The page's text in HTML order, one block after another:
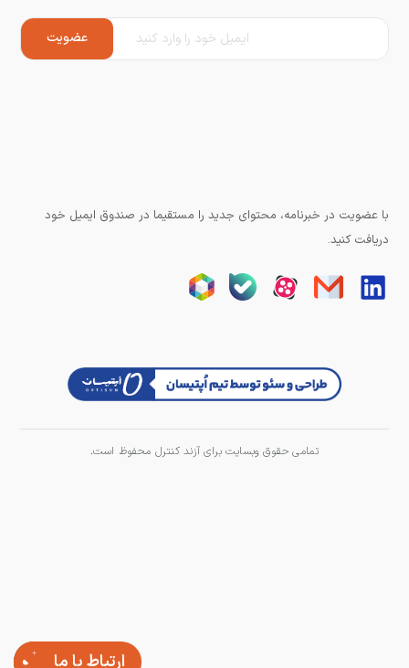
ارتباط با ما
با عضویت در خبرنامه، محتوای جدید را مستقیما در صندوق ایمیل خود
دریافت کنید.
تمامی حقوق وبسایت برای آزند کنترل محفوظ است.